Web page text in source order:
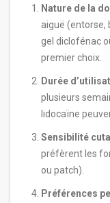
Nature de la
aiguë (entorse,
gel diclofénac
premier choix.
Durée
plusieurs
lidocaïne
Sensibilité
préfèrent les
ou patch).
Préférences